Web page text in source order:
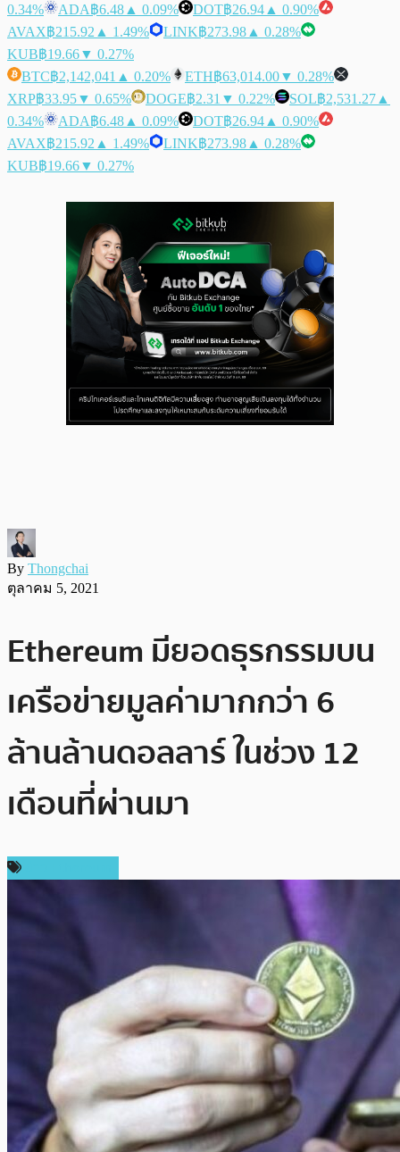
0.34%
ADA฿6.48 ▲ 0.09% DOT฿26.94 ▲ 0.90%
AVAX฿215.92 ▲ 1.49% LINK฿273.98 ▲ 0.28%
KUB฿19.66▼ 0.27%
BTC฿2,142,041 ▲ 0.20% ETH฿63,014.00▼ 0.28%
XRP฿33.95▼ 0.65% DOGE฿2.31 ▼ 0.22% SOL฿2,531.27 ▲
0.34%
ADA฿6.48 ▲ 0.09% DOT฿26.94 ▲ 0.90%
AVAX฿215.92 ▲ 1.49% LINK฿273.98 ▲ 0.28%
KUB฿19.66▼ 0.27%
By Thongchai
ตุลาคม 5, 2021
Ethereum มียอดธุรกรรมบน
เครือข่ายมูลค่ามากกว่า 6
ล้านล้านดอลลาร์ ในช่วง 12
เดือนที่ผ่านมา